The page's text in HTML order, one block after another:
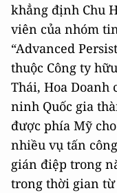
khẳng định Chu
viên của nhóm
“Advanced
thuộc Công ty
Thái, Hoa Doanh
ninh Quốc gia
được phía Mỹ
nhiều vụ tấn
gián điệp trong
trong thời gian từ